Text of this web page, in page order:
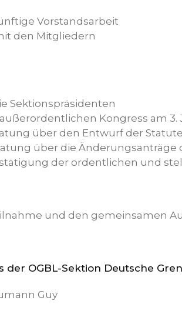
Vorstandsarbeit
den Mitgliedern
Sektionspräsidenten
Kongress am 3.
über den Entwurf der
über die Änderungsanträge
der ordentlichen und
und den gemeinsamen
der OGBL-Sektion Deutsche
Guy